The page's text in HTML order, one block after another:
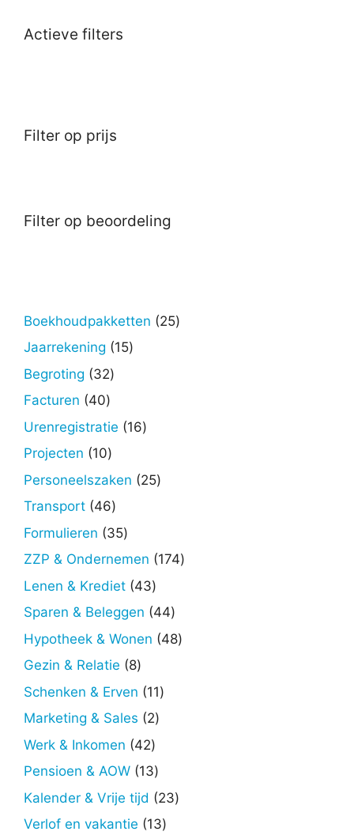
Actieve filters
Filter op prijs
Filter op beoordeling
Boekhoudpakketten 2525
Jaarrekening 1515
Begroting 3232
Facturen 4040
producten
Urenregistratie 1616
Projecten 1010
producten
Personeelszaken 2525
Transport 4646
producten
Formulieren 3535
producten
ZZP & Ondernemen 174174
Lenen & Krediet 4343
producten
Sparen & Beleggen 4444
producten
Hypotheek & Wonen 4848
Gezin & Relatie 88
producten
Schenken & Erven 1111
Marketing & Sales 22
Werk & Inkomen 4242
producten
Pensioen & AOW 1313
producten
Kalender & Vrije tijd 2323
Verlof en vakantie 1313